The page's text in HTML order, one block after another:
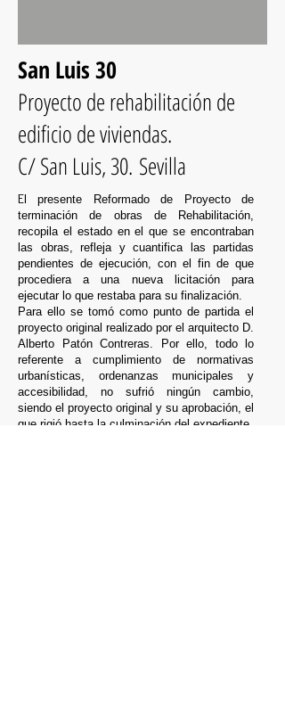
San Luis 30
Proyecto de rehabilitación de
edificio de viviendas.
C/ San Luis, 30. Sevilla
E l presente Reformado de Proyecto de
terminación de obras de Rehabilitación,
recopila el estado en el que se encontraban
las obras, refleja y cuantifica las partidas
pendientes de ejecución, con el fin de que
procediera a una nueva licitación para
ejecutar lo que restaba para su finalización.
Para ello se tomó como punto de partida el
proyecto original realizado por el arquitecto D.
Alberto Patón Contreras.
Por ello, todo lo
referente a cumplimiento de normativas
urbanísticas, ordenanzas municipales y
accesibilidad, no sufrió ningún cambio,
siendo el proyecto original y su aprobación, el
que rigió hasta la culminación del expediente.